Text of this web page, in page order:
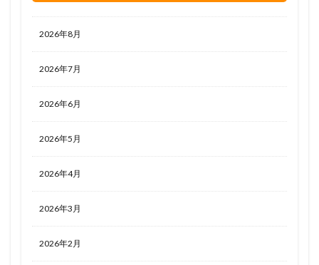
2026年8月
2026年7月
2026年6月
2026年5月
2026年4月
2026年3月
2026年2月